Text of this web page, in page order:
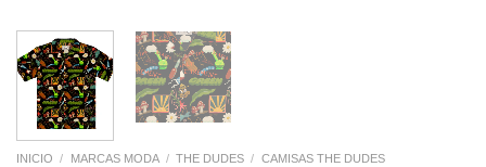
INICIO / MARCAS MODA / THE DUDES / CAMISAS THE DUDES